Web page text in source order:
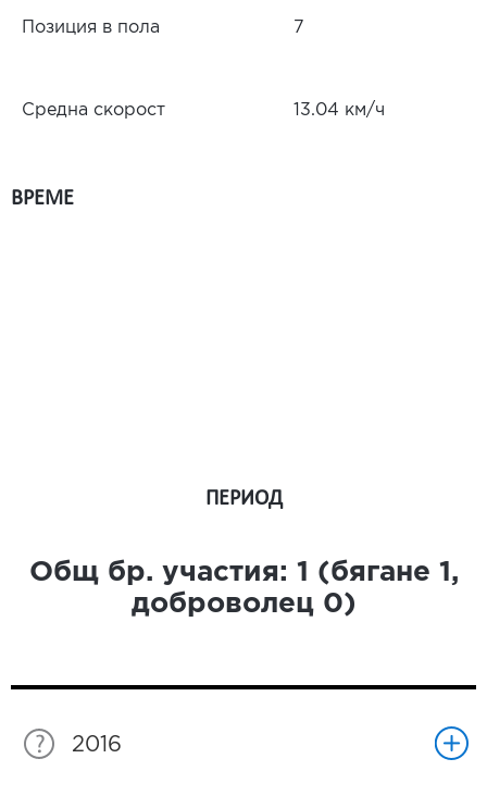
Позиция в пола 7
Средна скорост 13.04 км/ч
ВРЕМЕ
ПЕРИОД
Общ бр. участия: 1 (бягане 1 ,
доброволец 0)
2016